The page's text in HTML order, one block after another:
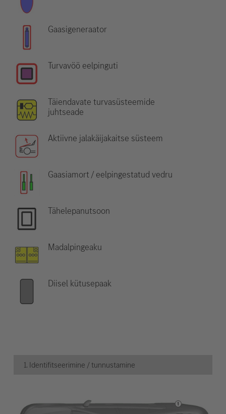
Gaasigeneraator
Turvavöö eelpinguti
Täiendavate turvasüsteemide
juhtseade
Aktiivne jalakäijakaitse süsteem
Gaasiamort / eelpingestatud vedru
Tähelepanutsoon
Madalpingeaku
Diisel kütusepaak
1. Identifitseerimine / tunnustamine